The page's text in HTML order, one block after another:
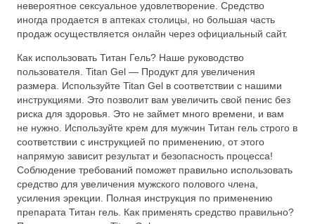
невероятное сексуальное удовлетворение. Средство
иногда продается в аптеках столицы, но большая часть
продаж осуществляется онлайн через официальный сайт.
Как использовать Титан Гель? Наше руководство
пользователя. Titan Gel — Продукт для увеличения
размера. Используйте Titan Gel в соответствии с нашими
инструкциями. Это позволит вам увеличить свой пенис без
риска для здоровья. Это не займет много времени, и вам
не нужно. Используйте крем для мужчин Титан гель строго в
соответствии с инструкцией по применению, от этого
напрямую зависит результат и безопасность процесса!
Соблюдение требований поможет правильно использовать
средство для увеличения мужского полового члена,
усиления эрекции. Полная инструкция по применению
препарата Титан гель. Как применять средство правильно?